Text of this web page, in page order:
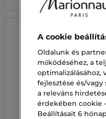
A cookie
Oldalunk és
működéséhez, a
optimalizálásához,
fejlesztése és/vagy
a releváns
érdekében cookie
Beállításait 6